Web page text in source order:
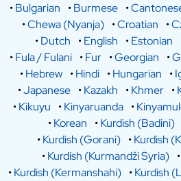
•Bulgarian •Burmese •
•Chewa (Nyanja) •Croatian •
•Dutch •English •Estonian
•Fula / Fulani •Fur •Georgian •
•Hebrew •Hindi •Hungarian •
•Japanese •Kazakh •Khmer •
•Kikuyu •Kinyaruanda •
•Korean •Kurdish (Badini)
•Kurdish (Gorani) •Kurdish
•Kurdish (Kurmandži Syria) •
•Kurdish (Kermanshahi) •Kurdish